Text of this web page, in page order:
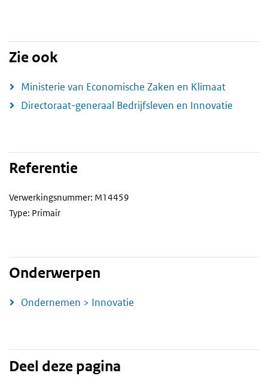
Zie ook
Ministerie van Economische Zaken en Klimaat
Directoraat-generaal Bedrijfsleven en Innovatie
Referentie
Verwerkingsnummer: M14459
Type: Primair
Onderwerpen
Ondernemen > Innovatie
Deel deze pagina